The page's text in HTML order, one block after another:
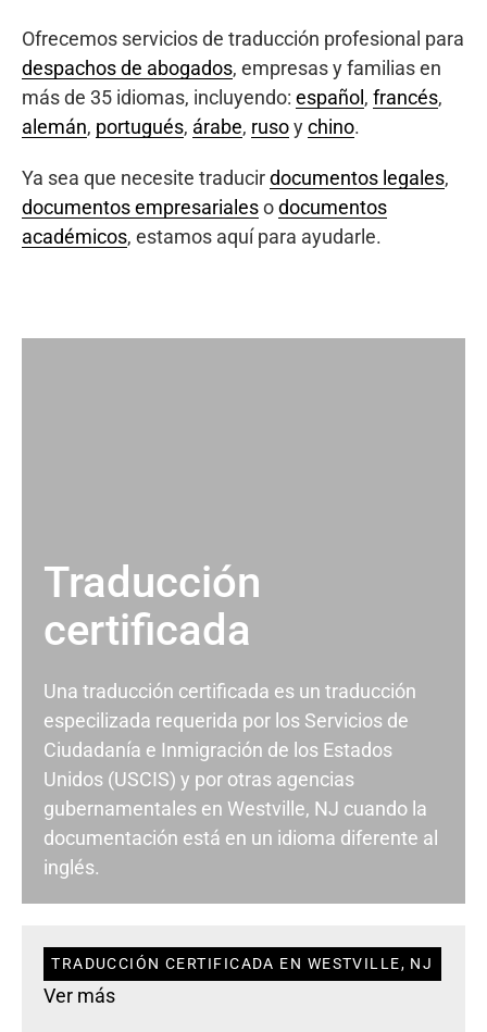
Ofrecemos servicios de traducción profesional para
despachos de abogados, empresas y familias en
más de 35 idiomas, incluyendo: español , francés,
alemán, portugués, árabe, rusoychino.
Ya sea que necesite traducirdocumentos legales,
documentos empresarialesodocumentos
académicos, estamos aquí para ayudarle.
Traducción
certificada
Una traducción certificada es un traducción
especilizada requerida por los Servicios de
Ciudadanía e Inmigración de los Estados
Unidos (USCIS) y por otras agencias
gubernamentales en Westville, NJ cuando la
documentación está en un idioma diferente al
inglés.
TRADUCCIÓN CERTIFICADA EN WESTVILLE, NJ
Ver más